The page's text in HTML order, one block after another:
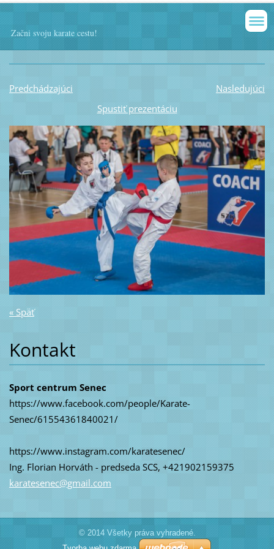
Začni svoju karate cestu!
Predchádzajúci
Nasledujúci
Spustiť prezentáciu
« Späť
Kontakt
Sport centrum Senec
https://www.facebook.com/people/Karate-
Senec/61554361840021/
https://www.instagram.com/karatesenec/
Ing. Florian Horváth - predseda SCS, +421902159375
karatesenec@gmail.com
© 2014 Všetky práva vyhradené.